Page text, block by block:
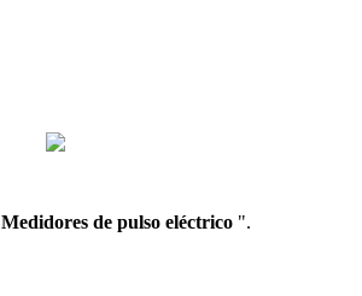
Medidores de pulso eléctrico ".